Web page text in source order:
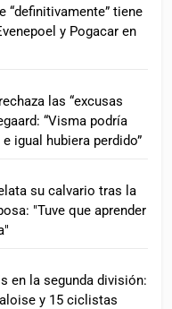
“definitivamente” tiene
y Pogacar en
las “excusas
“Visma podría
igual hubiera perdido”
su calvario tras la
"Tuve que aprender
en la segunda división:
y 15 ciclistas